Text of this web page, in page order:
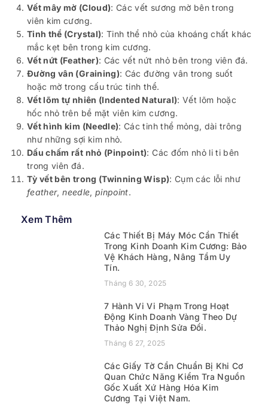
Vết mây mờ (Cloud): Các vết sương mờ bên trong
viên kim cương.
Tinh thể (Crystal): Tinh thể nhỏ của khoáng chất khác
mắc kẹt bên trong kim cương.
Vết nứt (Feather): Các vết nứt nhỏ bên trong viên đá.
Đường vân (Graining): Các đường vân trong suốt
hoặc mờ trong cấu trúc tinh thể.
Vết lõm tự nhiên (Indented Natural): Vết lõm hoặc
hốc nhỏ trên bề mặt viên kim cương.
Vết hình kim (Needle): Các tinh thể mỏng, dài trông
như những sợi kim nhỏ.
Dấu chấm rất nhỏ (Pinpoint): Các đốm nhỏ li ti bên
trong viên đá.
Tỳ vết bên trong (Twinning Wisp): Cụm các lỗi như
feather,needle, pinpoint.
Xem Thêm
Các Thiết Bị Máy Móc Cần Thiết
Trong Kinh Doanh Kim Cương: Bảo
Vệ Khách Hàng, Nâng Tầm Uy
Tín.
Tháng 6 30, 2025
7 Hành Vi Vi Phạm Trong Hoạt
Động Kinh Doanh Vàng Theo Dự
Thảo Nghị Định Sửa Đổi.
Tháng 6 27, 2025
Các Giấy Tờ Cần Chuẩn Bị Khi Cơ
Quan Chức Năng Kiểm Tra Nguồn
Gốc Xuất Xứ Hàng Hóa Kim
Cương Tại Việt Nam.